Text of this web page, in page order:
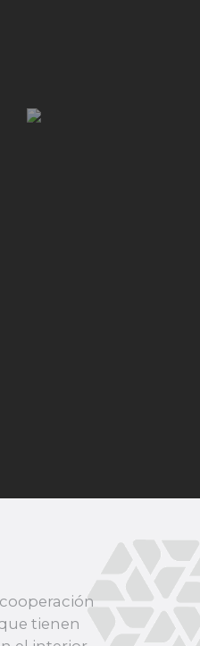
tienen